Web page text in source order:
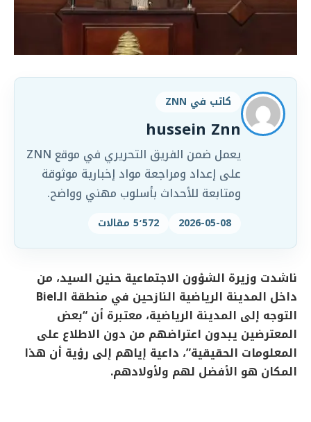
كاتب في ZNN
hussein Znn
يعمل ضمن الفريق التحريري في موقع ZNN
على إعداد ومراجعة مواد إخبارية موثوقة
ومتابعة للأحداث بأسلوب مهني وواضح.
2026-05-08 5٬572 مقالات
ناشدت وزيرة الشؤون الاجتماعية حنين السيد، من
داخل المدينة الرياضية النازحين في منطقة الـBiel
التوجه إلى المدينة الرياضية، معتبرة أن “بعض
المعترضين يبدون اعتراضهم من دون الاطلاع على
المعلومات الحقيقية”، داعية إياهم إلى رؤية أن هذا
المكان هو الأفضل لهم ولأولادهم.